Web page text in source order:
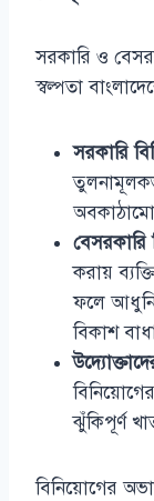
সরকারি ও
স্বল্পতা
সরকারি
অবকাঠামো
বেসরকারি
করায়
ফলে
বিকাশ
ঝুঁকিপূর্ণ
বিনিয়োগের